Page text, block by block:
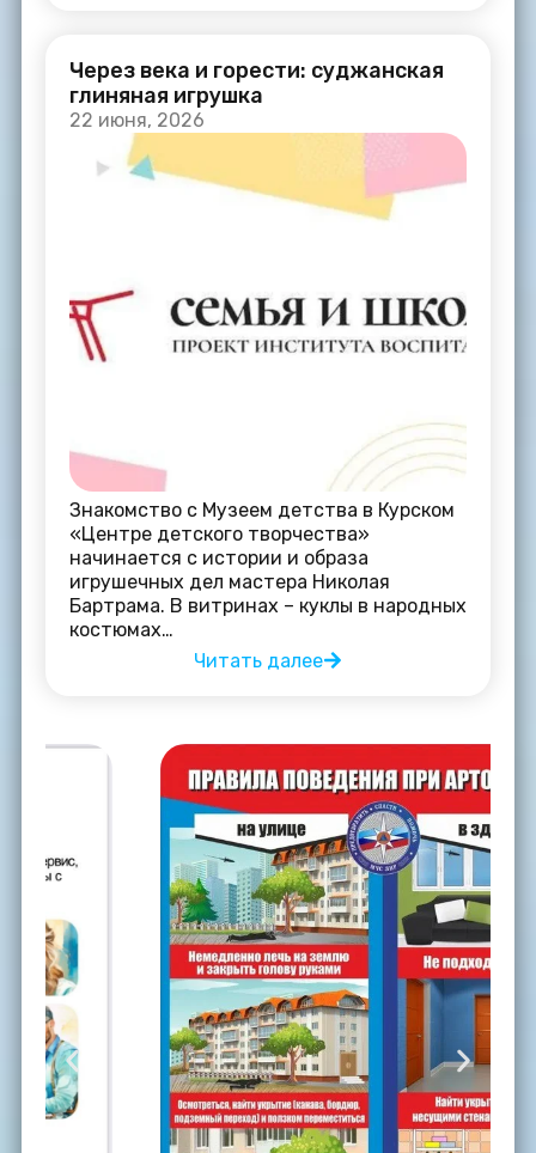
Через века и горести: суджанская
глиняная игрушка
22 июня, 2026
Знакомство с Музеем детства в Курском
«Центре детского творчества»
начинается с истории и образа
игрушечных дел мастера Николая
Бартрама. В витринах – куклы в народных
костюмах…
Читать далее